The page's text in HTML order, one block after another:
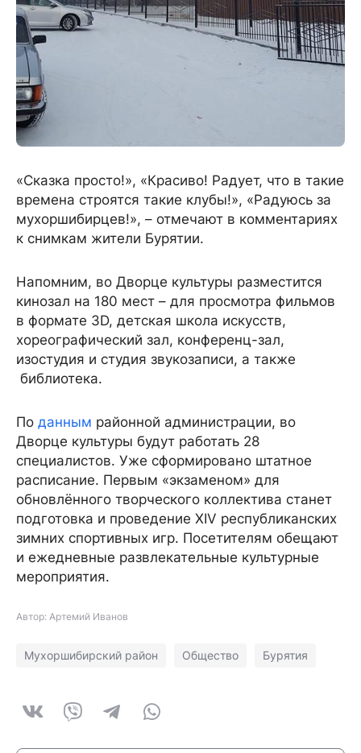
«Сказка просто!», «Красиво! Радует, что в такие
времена строятся такие клубы!», «Радуюсь за
мухоршибирцев!», – отмечают в комментариях
к снимкам жители Бурятии.
Напомним, во Дворце культуры разместится
кинозал на 180 мест – для просмотра фильмов
в формате 3D, детская школа искусств,
хореографический зал, конференц-зал,
изостудия и студия звукозаписи, а также
библиотека.
По данным районной администрации, во
Дворце культуры будут работать 28
специалистов. Уже сформировано штатное
расписание. Первым «экзаменом» для
обновлённого творческого коллектива станет
подготовка и проведение XIV республиканских
зимних спортивных игр. Посетителям обещают
и ежедневные развлекательные культурные
мероприятия.
Автор: Артемий Иванов
Мухоршибирский район Общество Бурятия